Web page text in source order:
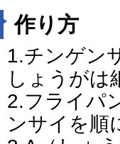
作り方
1.チンゲン
しょうがは
2.フライパ
ンサイを順